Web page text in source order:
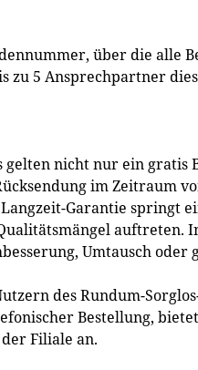
über die alle
zu 5 Ansprechpartner
nicht nur ein gratis
im Zeitraum
Garantie springt
auftreten.
Umtausch
des Rundum-
Bestellung,
Filiale an.